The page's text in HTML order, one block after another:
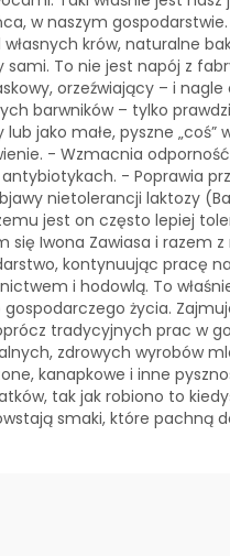
w naszym
własnych krów, naturalne
To nie jest napój z
orzeźwiający – i
barwników – tylko
jako małe, pyszne
- Wzmacnia
- Poprawia
nietolerancji laktozy
jest on często lepiej
się Iwona Zawiasa i razem
kontynuując pracę
i hodowlą. To
gospodarczego życia.
tradycyjnych prac w
zdrowych wyrobów
kanapkowe i inne
tak jak robiono to
smaki, które pachną